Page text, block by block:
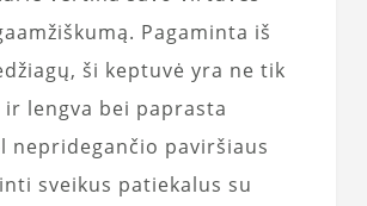
Pagaminta iš
ši keptuvė yra ne tik
lengva bei paprasta
nepridegančio paviršiaus
sveikus patiekalus su